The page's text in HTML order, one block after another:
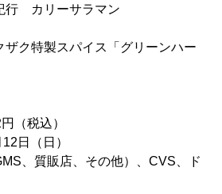
行 カリーサラマン
ザク特製スパイス「グリーンハー
（税込）
日（日）
、質販店、その他）、CVS、ド